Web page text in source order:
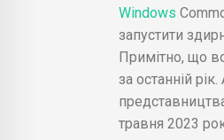
Windows
запустити
Примітно, що
за останній
травня 2023